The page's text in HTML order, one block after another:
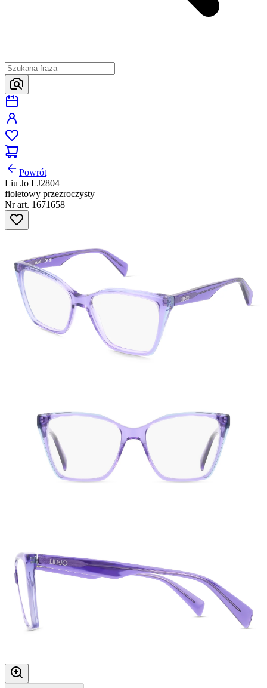
Powrót
Liu Jo LJ2804
fioletowy przezroczysty
Nr art. 1671658